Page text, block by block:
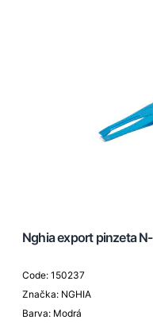
Nghia export pinzeta
Code: 150237
Značka: NGHIA
Barva: Modrá